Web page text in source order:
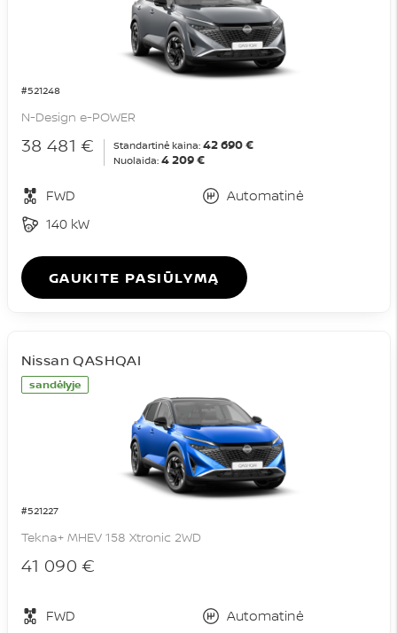
#521248
N-Design e-POWER
38 481 € Standartinė kaina: 42 690 €
Nuolaida: 4 209 €
FWD
Automatinė
140 kW
GAUKITE PASIŪLYMĄ
sandėlyje
#521227
Nissan QASHQAI
Tekna+ MHEV 158 Xtronic 2WD
41 090 €
FWD
Automatinė